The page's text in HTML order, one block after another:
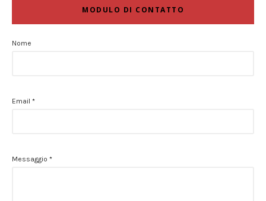
MODULO DI CONTATTO
Nome
Email *
Messaggio *